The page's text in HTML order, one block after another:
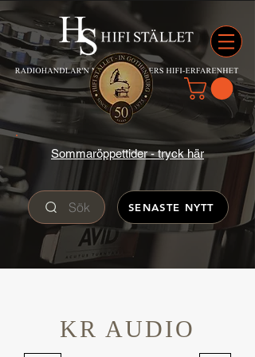
Sommaröppettider - tryck här
Sök SENASTE NYTT
KR AUDIO